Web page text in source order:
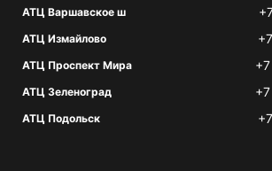
АТЦ Варшавское ш
АТЦ Измайлово
АТЦ Проспект Мира
АТЦ Зеленоград
АТЦ Подольск